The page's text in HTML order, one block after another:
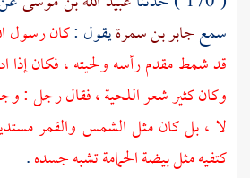
سمعجابر بن سمرةيقول :كان رسول
قد شمط مقدم رأسه ولحيته ، فكان إذا
وكان كثير شعر اللحية ، فقال رجل :
لا ، بل كان مثل الشمس والقمر
كتفيه مثل بيضة الحمامة تشبه جسده.